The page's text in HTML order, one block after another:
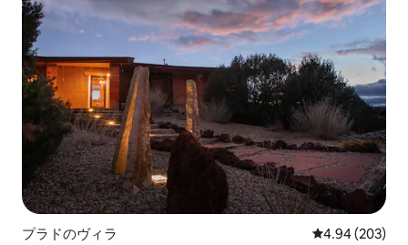
プラドのヴィラ レビュー203
4.94 (203)